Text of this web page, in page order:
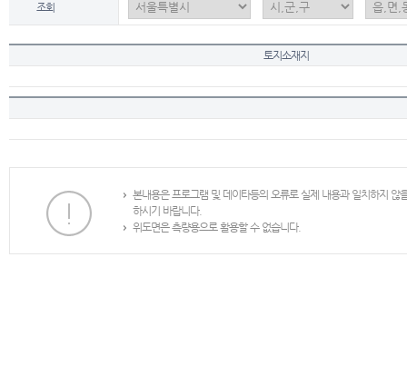
조회
토지소재지
본내용은 프로그램 및 데이타등의 오류로 실제 내용과 일치하지
하시기 바랍니다.
위도면은 측량용으로 활용할 수 없습니다.